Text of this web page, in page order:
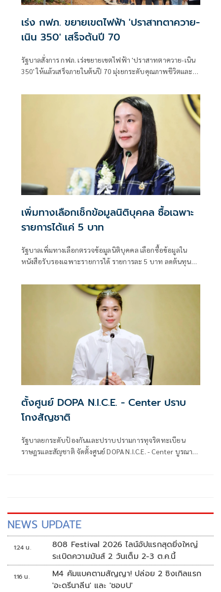
เร่ง กฟภ. ขยายเขตไฟฟ้า 'ปราสาทตาควาย-
เนิน 350' เสร็จต้นปี 70
รัฐบาลสั่งการ กฟภ. เร่งขยายเขตไฟฟ้า 'ปราสาทตาควาย-เนิน
350' ให้แล้วเสร็จภายในต้นปี 70 มุ่งยกระดับคุณภาพชีวิตและ
เพิ่มทางเลือกเช็กข้อมูลนิติบุคคล ซื้อเฉพาะ
รายการได้แค่ 5 บาท
รัฐบาลเพิ่มทางเลือกตรวจข้อมูลนิติบุคคล เลือกซื้อข้อมูลใน
หนังสือรับรองเฉพาะรายการได้ รายการละ 5 บาท ลดต้นทุน
ตั้งศูนย์ DOPA N.I.C.E. - Center ปราบ
โกงสัญชาติ
รัฐบาลยกระดับป้องกันและปราบปรามการทุจริตทะเบียน
ราษฎรและสัญชาติ จัดตั้งศูนย์ DOPA N.I.C.E. - Center บูรณา
NEWS UPDATE
1:24 น.
808 Festival 2026 ไลน์อัปแรกสุดยิ่งใหญ่
ระเบิดความมันส์ 2 วันเต็ม 2-3 ต.ค.นี้
1:16 น.
M4 คัมแบคตามสัญญา! ปล่อย 2 ซิงเกิลแรก
'อะดรีนาลีน' และ 'ชอบU'